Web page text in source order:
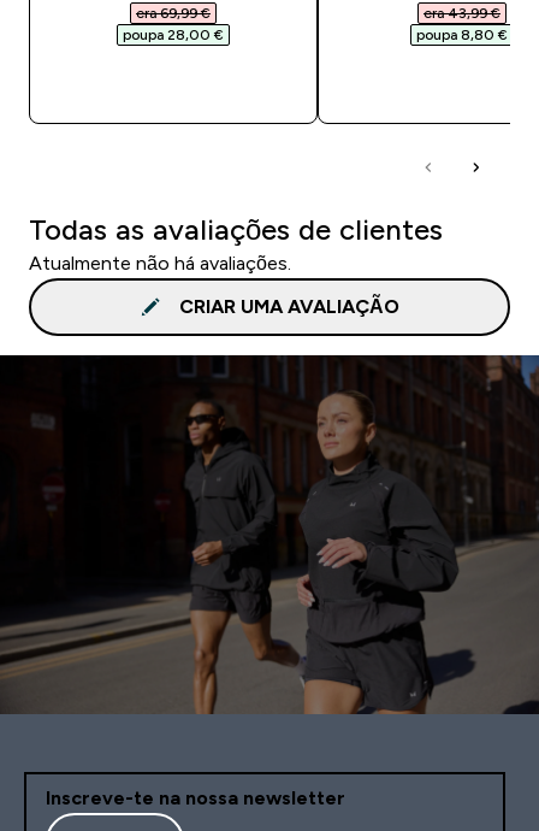
era 69,99 €‎
poupa 28,00 €‎
era 43,99 €‎
poupa 8,80 €‎
Todas as avaliações de clientes
Atualmente não há avaliações.
CRIAR UMA AVALIAÇÃO
Inscreve-te na nossa newsletter